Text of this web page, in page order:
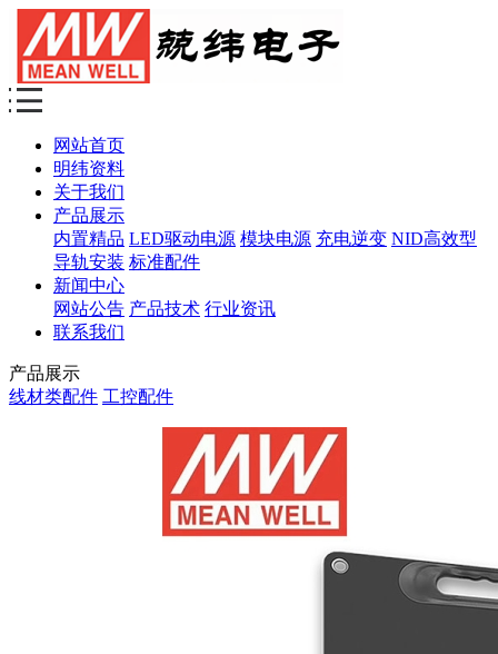
网站首页
明纬资料
关于我们
产品展示
内置精品 LED驱动电源 模块电源 充电逆变 NID高效型
导轨安装 标准配件
新闻中心
网站公告 产品技术 行业资讯
联系我们
产品展示
线材类配件 工控配件